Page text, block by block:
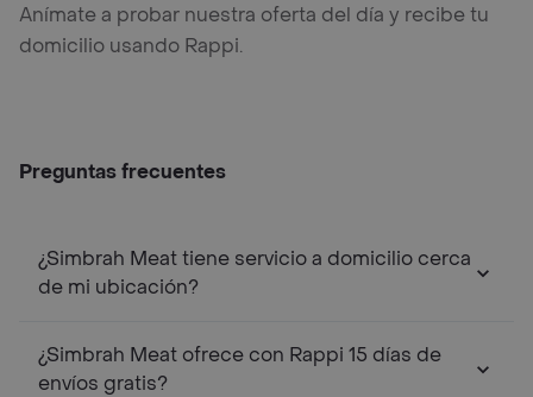
Anímate a probar nuestra oferta del día y recibe tu
domicilio usando Rappi.
Preguntas frecuentes
¿Simbrah Meat tiene servicio a domicilio cerca
de mi ubicación?
¿Simbrah Meat ofrece con Rappi 15 días de
envíos gratis?